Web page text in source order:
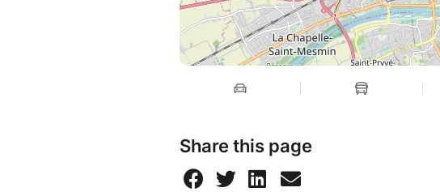
Share this page